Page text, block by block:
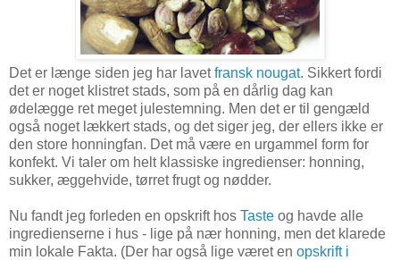
Det er længe siden jeg har lavetfransk nougat. Sikkert fordi
det er noget klistret stads, som på en dårlig dag kan
ødelægge ret meget julestemning. Men det er til gengæld
også noget lækkert stads, og det siger jeg, der ellers ikke er
den store honningfan. Det må være en urgammel form for
konfekt. Vi taler om helt klassiske ingredienser: honning,
sukker, æggehvide, tørret frugt og nødder.
Nu fandt jeg forleden en opskrift hos Taste og havde alle
ingredienserne i hus - lige på nær honning, men det klarede
min lokale Fakta. (Der har også lige været en opskrift i